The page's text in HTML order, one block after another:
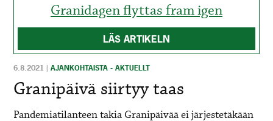
Granidagen flyttas fram igen
LÄS ARTIKELN
6.8.2021 |AJANKOHTAISTA - AKTUELLT
Granipäivä siirtyy taas
Pandemiatilanteen takia Granipäivää ei järjestetäkään